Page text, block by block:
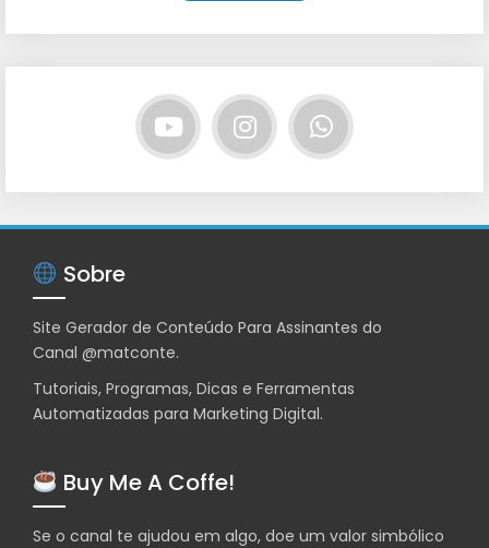
Sobre
Site Gerador de Conteúdo Para Assinantes do
Canal @matconte.
Tutoriais, Programas, Dicas e Ferramentas
Automatizadas para Marketing Digital.
Buy Me A Coffe!
Se o canal te ajudou em algo, doe um valor simbólico